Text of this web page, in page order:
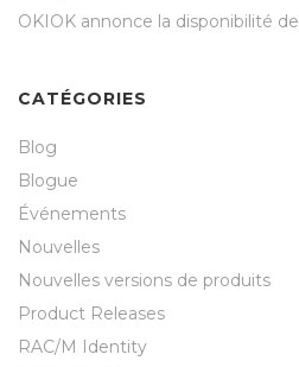
OKIOK annonce la disponibilité
CATÉGORIES
Blog
Blogue
Événements
Nouvelles
Nouvelles versions de produits
Product Releases
RAC/M Identity